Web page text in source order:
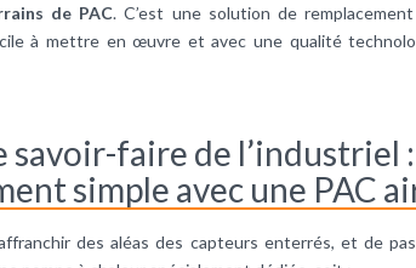
de PAC. C’est une solution de
à mettre en œuvre et avec une qualité
savoir-faire de l’industriel
simple avec une PAC
des aléas des capteurs enterrés, et de